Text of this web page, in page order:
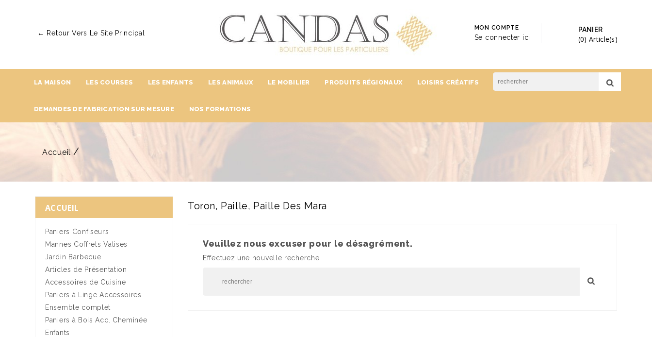
← Retour Vers Le Site Principal PANIER
(0) Article(s)
MON COMPTE
Se connecter ici
LA MAISON LES COURSES LES ENFANTS LES ANIMAUX LE MOBILIER PRODUITS RÉGIONAUX LOISIRS CRÉATIFS
DEMANDES DE FABRICATION SUR MESURE NOS FORMATIONS
Accueil
ACCUEIL
Paniers Confiseurs
Mannes Coffrets Valises
Jardin Barbecue
Articles de Présentation
Accessoires de Cuisine
Paniers à Linge Accessoires
Ensemble complet
Paniers à Bois Acc. Cheminée
Enfants
Toron, Paille, Paille Des Mara
Veuillez nous excuser pour le désagrément.
Effectuez une nouvelle recherche